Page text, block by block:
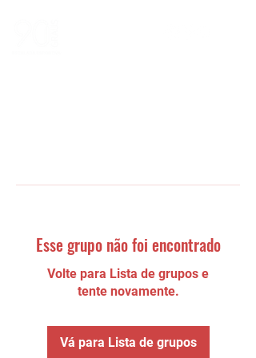
Esse grupo não foi encontrado
Volte para Lista de grupos e
tente novamente.
Vá para Lista de grupos